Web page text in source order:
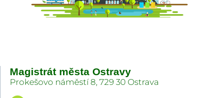
Magistrát města Ostravy
Prokešovo náměstí 8, 729 30 Ostrava